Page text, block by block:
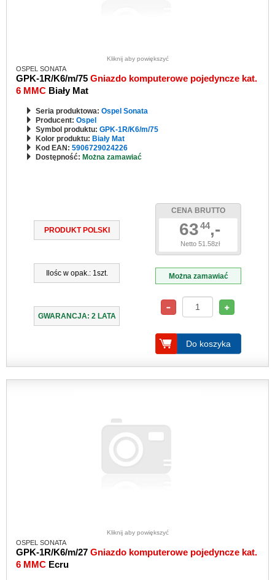
Kliknij aby powiększyć
OSPEL SONATA
GPK-1R/K6/m/75 Gniazdo komputerowe pojedyncze kat.
6 MMC Biały Mat
Seria produktowa: Ospel Sonata
Producent: Ospel
Symbol produktu: GPK-1R/K6/m/75
Kolor produktu: Biały Mat
Kod EAN: 5906729024226
Dostępność: Można zamawiać
PRODUKT POLSKI
Ilośc w opak.: 1szt.
GWARANCJA: 2 LATA
CENA BRUTTO
6344,-
Netto 51.58zł
Można zamawiać
Do koszyka
Kliknij aby powiększyć
OSPEL SONATA
GPK-1R/K6/m/27 Gniazdo komputerowe pojedyncze kat.
6 MMC Ecru